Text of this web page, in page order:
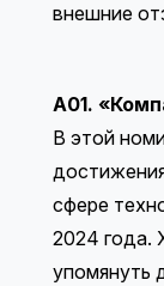
внешние
A01.
В этой
сфере
2024 года.
упомянуть